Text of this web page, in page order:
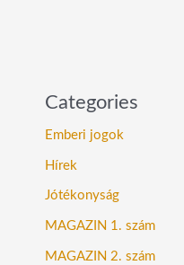
Categories
Emberi jogok
Hírek
Jótékonyság
MAGAZIN 1. szám
MAGAZIN 2. szám